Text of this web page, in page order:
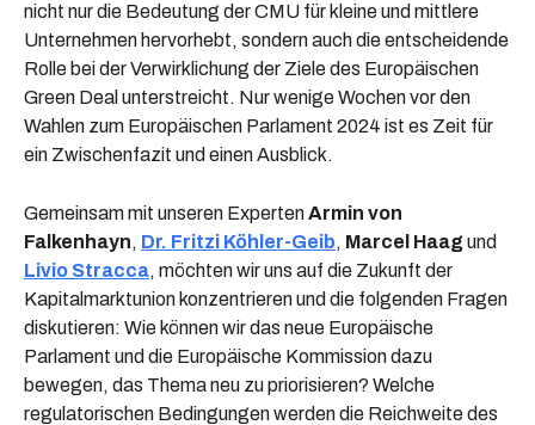
nicht nur die Bedeutung der CMU für kleine und mittlere
Unternehmen hervorhebt, sondern auch die entscheidende
Rolle bei der Verwirklichung der Ziele des Europäischen
Green Deal unterstreicht. Nur wenige Wochen vor den
Wahlen zum Europäischen Parlament 2024 ist es Zeit für
ein Zwischenfazit und einen Ausblick.
Gemeinsam mit unseren ExpertenArmin von
Falkenhayn, Dr. Fritzi Köhler-Geib, Marcel Haagund
Livio Stracca, möchten wir uns auf die Zukunft der
Kapitalmarktunion konzentrieren und die folgenden Fragen
diskutieren: Wie können wir das neue Europäische
Parlament und die Europäische Kommission dazu
bewegen, das Thema neu zu priorisieren? Welche
regulatorischen Bedingungen werden die Reichweite des